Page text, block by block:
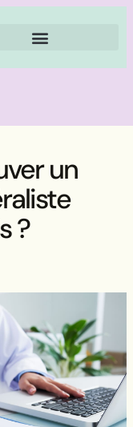
un
?